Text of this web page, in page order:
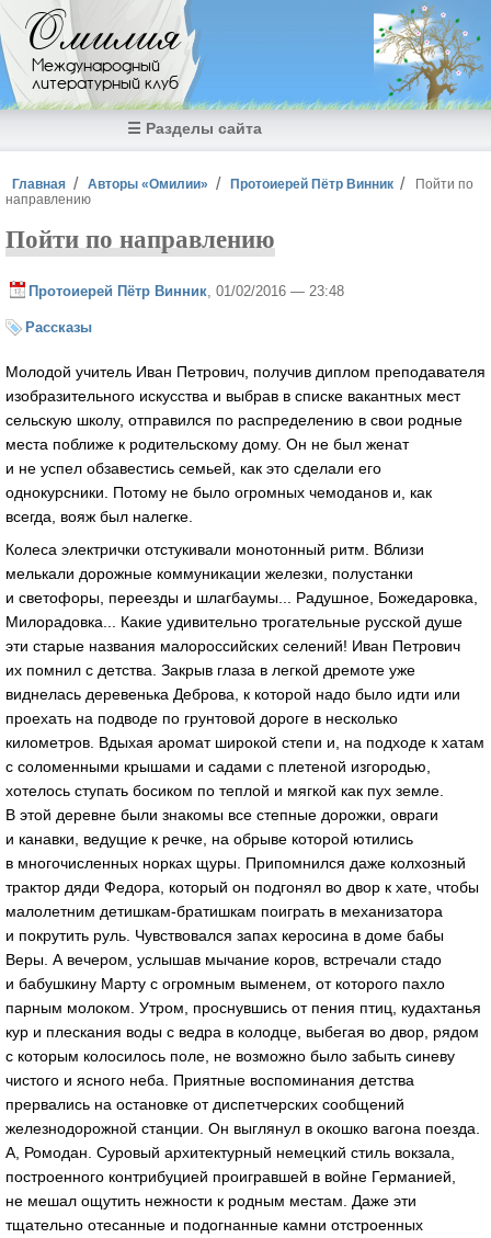
Перейти к основному содержанию
Омилия
Международный
литературный клуб
☰ Разделы сайта
Вы здесь
Главная Авторы «Омилии» Протоиерей Пётр Винник
Пойти по
направлению
Пойти по направлению
Протоиерей Пётр Винник , 01/02/2016 — 23:48
Рассказы
Молодой учитель Иван Петрович, получив диплом преподавателя
изобразительного искусства и выбрав в списке вакантных мест
сельскую школу, отправился по распределению в свои родные
места поближе к родительскому дому. Он не был женат
и не успел обзавестись семьей, как это сделали его
однокурсники. Потому не было огромных чемоданов и, как
всегда, вояж был налегке.
Колеса электрички отстукивали монотонный ритм. Вблизи
мелькали дорожные коммуникации железки, полустанки
и светофоры, переезды и шлагбаумы... Радушное, Божедаровка,
Милорадовка... Какие удивительно трогательные русской душе
эти старые названия малороссийских селений! Иван Петрович
их помнил с детства. Закрыв глаза в легкой дремоте уже
виднелась деревенька Деброва, к которой надо было идти или
проехать на подводе по грунтовой дороге в несколько
километров. Вдыхая аромат широкой степи и, на подходе к хатам
с соломенными крышами и садами с плетеной изгородью,
хотелось ступать босиком по теплой и мягкой как пух земле.
В этой деревне были знакомы все степные дорожки, овраги
и канавки, ведущие к речке, на обрыве которой ютились
в многочисленных норках щуры. Припомнился даже колхозный
трактор дяди Федора, который он подгонял во двор к хате, чтобы
малолетним детишкам-братишкам поиграть в механизатора
и покрутить руль. Чувствовался запах керосина в доме бабы
Веры. А вечером, услышав мычание коров, встречали стадо
и бабушкину Марту с огромным выменем, от которого пахло
парным молоком. Утром, проснувшись от пения птиц, кудахтанья
кур и плескания воды с ведра в колодце, выбегая во двор, рядом
с которым колосилось поле, не возможно было забыть синеву
чистого и ясного неба. Приятные воспоминания детства
прервались на остановке от диспетчерских сообщений
железнодорожной станции. Он выглянул в окошко вагона поезда.
А, Ромодан. Суровый архитектурный немецкий стиль вокзала,
построенного контрибуцией проигравшей в войне Германией,
не мешал ощутить нежности к родным местам. Даже эти
тщательно отесанные и подогнанные камни отстроенных